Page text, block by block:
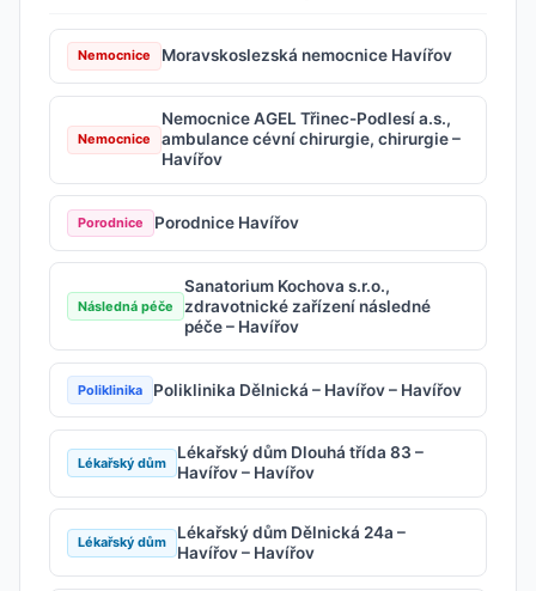
Nemocnice Moravskoslezská nemocnice Havířov
Nemocnice
Nemocnice AGEL Třinec-Podlesí a.s.,
ambulance cévní chirurgie, chirurgie –
Havířov
Porodnice Porodnice Havířov
Následná péče
Sanatorium Kochova s.r.o.,
zdravotnické zařízení následné
péče – Havířov
Poliklinika Poliklinika Dělnická – Havířov – Havířov
Lékařský dům
Lékařský dům Dlouhá třída 83 –
Havířov – Havířov
Lékařský dům
Lékařský dům Dělnická 24a –
Havířov – Havířov